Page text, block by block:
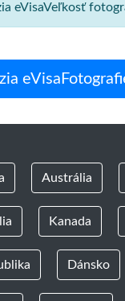
eVisaVeľkosť
Austrália
Kanada
Dánsko